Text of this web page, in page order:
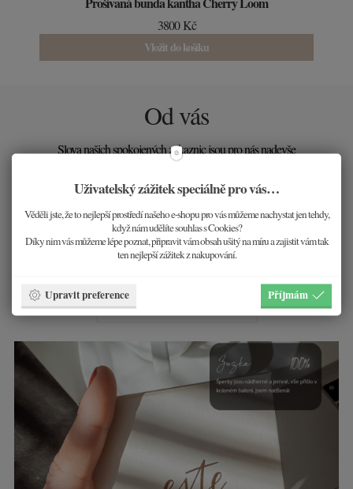
3800 Kč
Vložit do košíku
Od vás
Slova našich spokojených zákaznic jsou pro nás nadevše
důležité.
DĚKUJEME!
Váš šperk si zaslouží, abyste se do něj zamilovala.
Prohlédnout všechny šperky
Uživatelský zážitek speciálně pro vás…
Věděli jste, že to nejlepší prostředí našeho e-shopu pro vás můžeme nachystat jen tehdy,
když nám udělíte souhlas s Cookies?
Díky nim vás můžeme lépe poznat, připravit vám obsah ušitý na míru a zajistit vám tak
ten nejlepší zážitek z nakupování.
Upravit preference Příjmám